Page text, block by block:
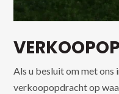
Als u besluit om met ons
verkoopopdracht op